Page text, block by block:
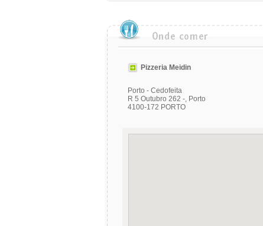
Pizzeria Meidin
Porto - Cedofeita
R 5 Outubro 262 -, Porto
4100-172 PORTO